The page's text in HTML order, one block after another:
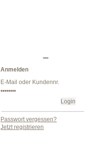
Anmelden
Passwort vergessen?
Jetzt registrieren